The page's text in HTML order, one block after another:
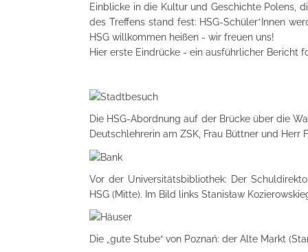
Einblicke in die Kultur und Geschichte Polens,
des Treffens stand fest: HSG-Schüler*Innen
HSG willkommen heißen - wir freuen uns!
Hier erste Eindrücke - ein ausführlicher Bericht
Die HSG-Abordnung auf der Brücke über die
Deutschlehrerin am ZSK, Frau Büttner und Herr
Vor der Universitätsbibliothek: Der
HSG (Mitte). Im Bild links Stanisław
Die „gute Stube“ von Poznań: der Alte Markt